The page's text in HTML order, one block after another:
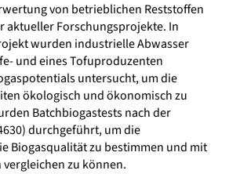
von betrieblichen Reststoffen
aktueller Forschungsprojekte. In
wurden industrielle Abwasser
und eines Tofuproduzenten
untersucht, um die
ökologisch und ökonomisch zu
Batchbiogastests nach der
durchgeführt, um die
Biogasqualität zu bestimmen und mit
zu können.